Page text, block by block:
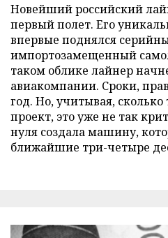
Новейший российский
первый полет. Его
впервые поднялся
импортозамещенный
таком облике лайнер
авиакомпании. Сроки,
год. Но, учитывая,
проект, это уже не так
нуля создала машину,
ближайшие три-четыре